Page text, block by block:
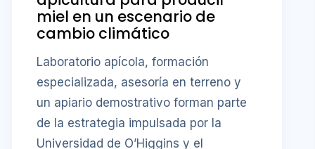
miel en un escenario de
cambio climático
Laboratorio apícola, formación
especializada, asesoría en terreno y
un apiario demostrativo forman parte
de la estrategia impulsada por la
Universidad de O’Higgins y el